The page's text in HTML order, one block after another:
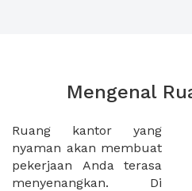
Mengenal
Ruang kantor yang
nyaman akan membuat
pekerjaan Anda terasa
menyenangkan. Di
dapat membantu
pengurusan legalitas
usaha baru Anda,
seperti surat domisili,